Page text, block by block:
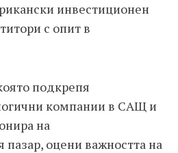
инвестиционен
с опит в
подкрепя
компании в САЩ и
на
пазар, оцени важността на